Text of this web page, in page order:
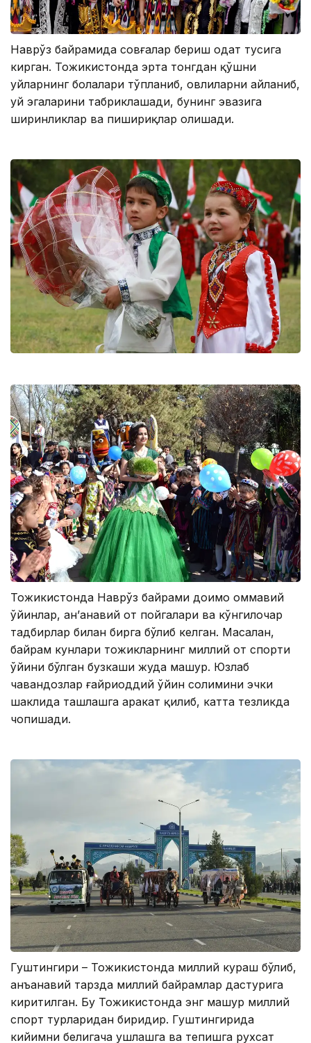
Наврўз байрамида совғалар бериш одат тусига
кирган. Тожикистонда эрта тонгдан қўшни
уйларнинг болалари тўпланиб, ҳовлиларни айланиб,
уй эгаларини табриклашади, бунинг эвазига
ширинликлар ва пишириқлар олишади.
Тожикистонда Наврўз байрами доимо оммавий
ўйинлар, ан’анавий от пойгалари ва кўнгилочар
тадбирлар билан бирга бўлиб келган. Масалан,
байрам кунлари тожикларнинг миллий от спорти
ўйини бўлган бузкаши жуда машҳур. Юзлаб
чавандозлар ғайриоддий ўйин солимини эчки
шаклида ташлашга ҳаракат қилиб, катта тезликда
чопишади.
Гуштингири – Тожикистонда миллий кураш бўлиб,
анъанавий тарзда миллий байрамлар дастурига
киритилган. Бу Тожикистонда энг машҳур миллий
спорт турларидан биридир. Гуштингирида
кийимни белигача ушлашга ва тепишга рухсат